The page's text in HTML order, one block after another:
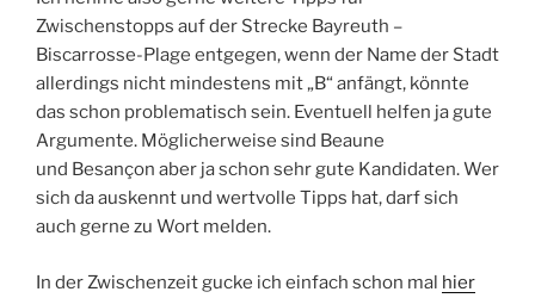
Zwischenstopps auf der Strecke Bayreuth –
Biscarrosse-Plage entgegen, wenn der Name der Stadt
allerdings nicht mindestens mit „B“ anfängt, könnte
das schon problematisch sein. Eventuell helfen ja gute
Argumente. Möglicherweise sind Beaune
und Besançon aber ja schon sehr gute Kandidaten. Wer
sich da auskennt und wertvolle Tipps hat, darf sich
auch gerne zu Wort melden.
In der Zwischenzeit gucke ich einfach schon mal hier